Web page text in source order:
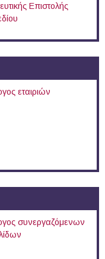
Επιστολής
εταιριών
συνεργαζόμενων